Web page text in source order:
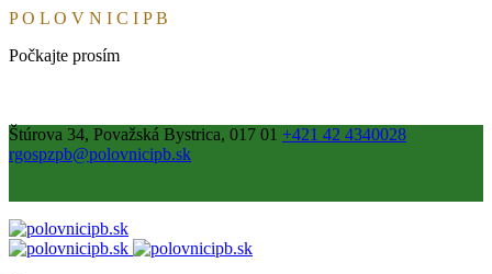
PO L O V N I C I PB
Počkajte prosím
Štúrova 34, Považská Bystrica, 017 01 +421 42 4340028
rgospzpb@polovnicipb.sk